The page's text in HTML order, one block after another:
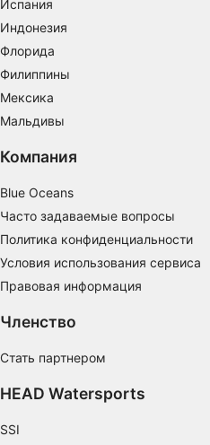
Испания
Индонезия
Флорида
Филиппины
Мексика
Мальдивы
Компания
Blue Oceans
Часто задаваемые вопросы
Политика конфиденциальности
Условия использования сервиса
Правовая информация
Членство
Стать партнером
HEAD Watersports
SSI
Определение
Понимание аудитории с
статистики или комбинации
выбора контента
Специальные возможности IAB:
Идентификация устройств
Необходимо
Производительность